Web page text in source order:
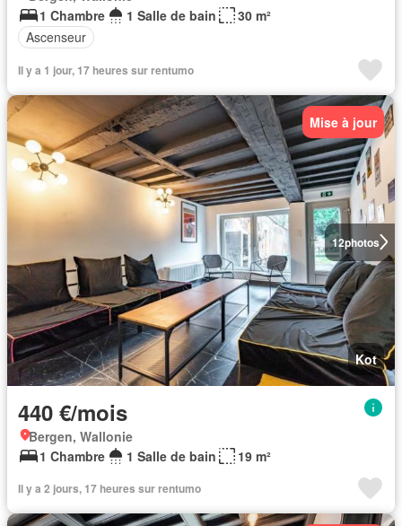
1 Chambre
1 Salle de bain
30 m²
Ascenseur
Il y a 1 jour, 17 heures sur rentumo
12photos
Mise à jour
Kot
440 €/mois
Bergen, Wallonie
1 Chambre
1 Salle de bain 19 m²
Il y a 2 jours, 17 heures sur rentumo